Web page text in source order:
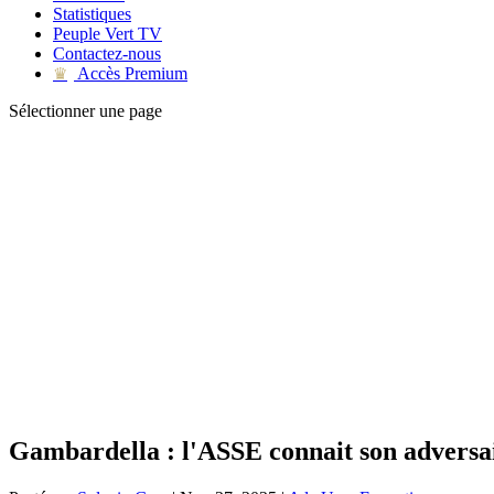
Statistiques
Peuple Vert TV
Contactez-nous
♛
Accès Premium
Sélectionner une page
Gambardella : l'ASSE connait son